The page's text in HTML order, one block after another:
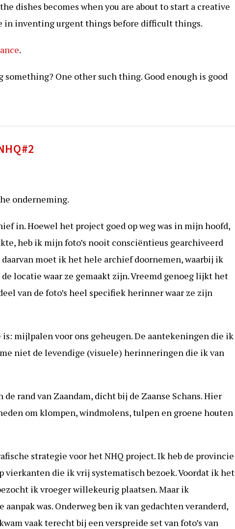
dishes becomes when you are about to start a creative
in inventing urgent things before difficult things.
.
One other such thing. Good enough is good
onderneming.
in. Hoewel het project goed op weg was in mijn hoofd,
heb ik mijn foto’s nooit consciëntieus gearchiveerd
moet ik het hele archief doornemen, waarbij ik
locatie waar ze gemaakt zijn. Vreemd genoeg lijkt het
van de foto’s heel specifiek herinner waar ze zijn
mijlpalen voor ons geheugen. De aantekeningen die ik
niet de levendige (visuele) herinneringen die ik van
rand van Zaandam, dicht bij de Zaanse Schans. Hier
om klompen, windmolens, tulpen en groene houten
strategie voor het NHQ project. Ik heb de provincie
vierkanten die ik vrij systematisch bezoek. Voordat ik het
ik vroeger willekeurig plaatsen. Maar ik
was. Onderweg ben ik van gedachten veranderd,
vaak terecht bij een verspreide set van foto’s van